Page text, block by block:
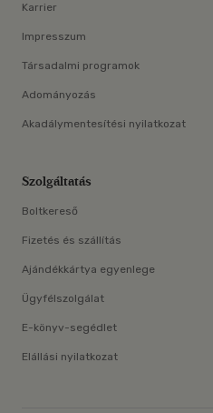
Karrier
Impresszum
Társadalmi programok
Adományozás
Akadálymentesítési nyilatkozat
Szolgáltatás
Boltkereső
Fizetés és szállítás
Ajándékkártya egyenlege
Ügyfélszolgálat
E-könyv-segédlet
Elállási nyilatkozat